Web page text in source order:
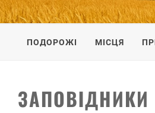
ПОДОРОЖІ МІСЦЯ
ЗАПОВІДНИКИ